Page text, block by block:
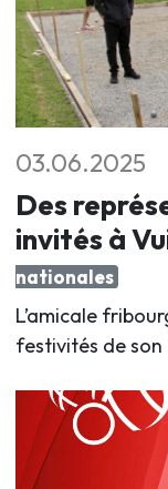
03.06.2025
Des
invités à
nationales
L’amicale
festivités de son